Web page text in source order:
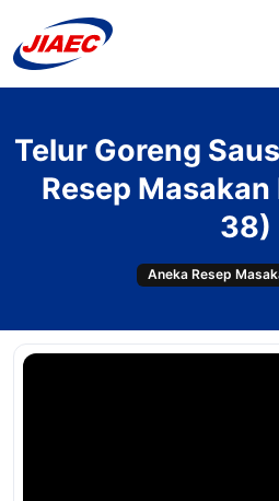
Telur Goreng
Resep
38)
Aneka Resep